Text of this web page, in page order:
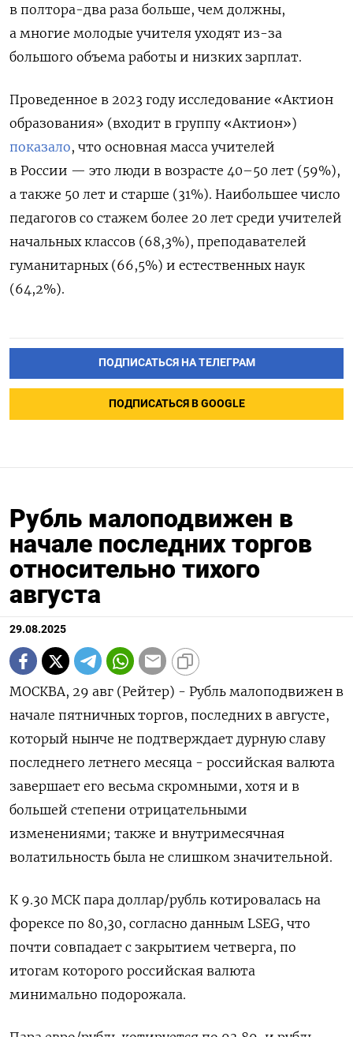
в полтора-два раза больше, чем должны,
а многие молодые учителя уходят из-за
большого объема работы и низких зарплат.
Проведенное в 2023 году исследование «Актион
образования» (входит в группу «Актион»)
показало, что основная масса учителей
в России — это люди в возрасте 40–50 лет (59%),
а также 50 лет и старше (31%). Наибольшее число
педагогов со стажем более 20 лет среди учителей
начальных классов (68,3%), преподавателей
гуманитарных (66,5%) и естественных наук
(64,2%).
ПОДПИСАТЬСЯ НА ТЕЛЕГРАМ
ПОДПИСАТЬСЯ В GOOGLE
Рубль малоподвижен в
начале последних торгов
относительно тихого
августа
29.08.2025
МОСКВА, 29 авг (Рейтер) - Рубль малоподвижен в
начале пятничных торгов, последних в августе,
который нынче не подтверждает дурную славу
последнего летнего месяца - российская валюта
завершает его весьма скромными, хотя и в
большей степени отрицательными
изменениями; также и внутримесячная
волатильность была не слишком значительной.
К 9.30 МСК пара доллар/рубль котировалась на
форексе по 80,30, согласно данным LSEG, что
почти совпадает с закрытием четверга, по
итогам которого российская валюта
минимально подорожала.